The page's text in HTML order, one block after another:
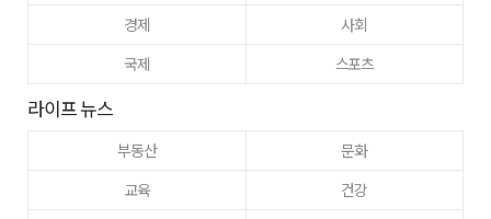
경제
사회
국제
스포츠
라이프 뉴스
부동산
문화
교육
건강